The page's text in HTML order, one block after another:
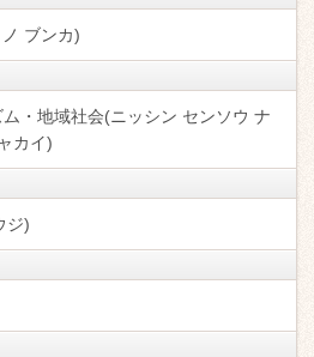
ブンカ)
・地域社会(ニッシン センソウ ナ
カイ)
ジ)